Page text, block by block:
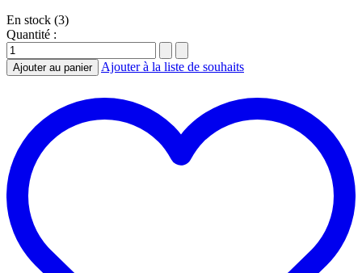
En stock (3)
Quantité :
Ajouter au panier Ajouter à la liste de souhaits